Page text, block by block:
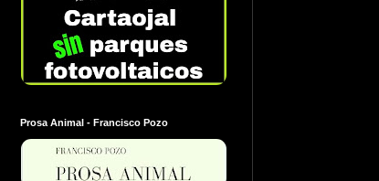
Prosa Animal - Francisco Pozo